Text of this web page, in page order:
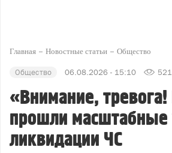
Главная Новостные статьи Общество
Общество 06.08.2026 - 15:10 521
«Внимание, тревога!
прошли масштабные
ликвидации ЧС